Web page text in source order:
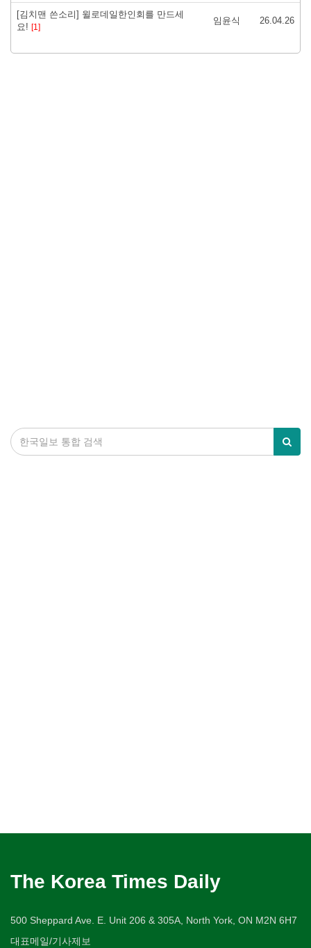
[김치맨 쓴소리] 윌로데일한인회를 만드세
요! ​ [1]
임윤식 26.04.26
The Korea Times Daily
500 Sheppard Ave. E. Unit 206 & 305A, North York, ON M2N 6H7
대표메일/기사제보